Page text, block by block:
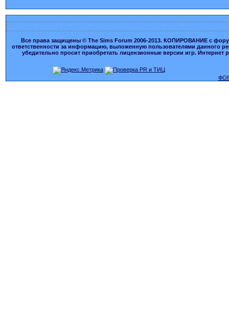
Все права защищены © The Sims Forum 2006-2013. КОПИРОВАНИЕ с
ответственности за информацию, выложенную пользователями данного
убедительно просит приобретать лицензионные версии игр.